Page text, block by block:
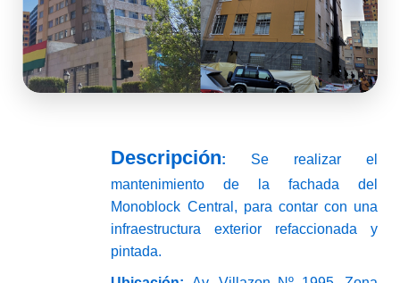
Descripción: Se realizar el
mantenimiento de la fachada del
Monoblock Central, para contar con una
infraestructura exterior refaccionada y
pintada.